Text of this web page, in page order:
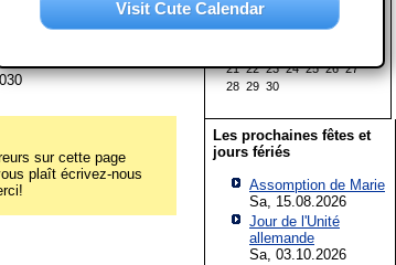
à
sur cette page
plaît écrivez-nous
1
7
8 9 10 11 12
21 22 23 24 25 26 27
28 29 30
Les prochaines fêtes et
jours fériés
Assomption de Marie
Sa, 15.08.2026
Jour de l'Unité
allemande
Sa, 03.10.2026
Visit Cute Calendar